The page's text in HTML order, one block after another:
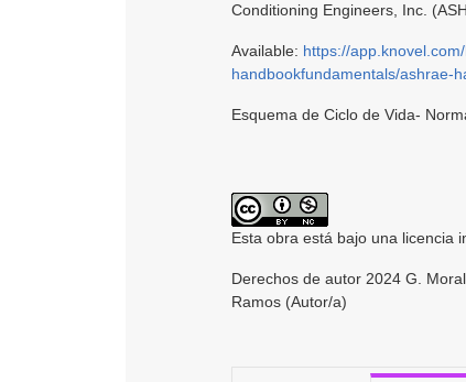
Conditioning Engineers, Inc.
Available: https://
handbookfundamentals/ashrae-
Esquema de Ciclo de Vida-
Esta obra está bajo una licencia
Derechos de autor 2024 G.
Ramos (Autor/a)